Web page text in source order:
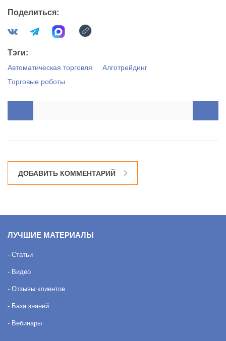
Поделиться:
Тэги:
Автоматическая торговля
Алготрейдинг
Торговые роботы
ДОБАВИТЬ КОММЕНТАРИЙ
ЛУЧШИЕ МАТЕРИАЛЫ
- Статьи
- Видео
- Отзывы клиентов
- База знаний
- Вебинары